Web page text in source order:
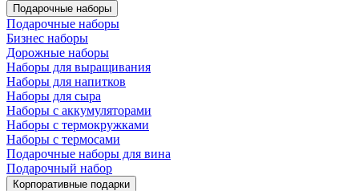
Подарочные наборы
Подарочные наборы
Бизнес наборы
Дорожные наборы
Наборы для выращивания
Наборы для напитков
Наборы для сыра
Наборы с аккумуляторами
Наборы с термокружками
Наборы с термосами
Подарочные наборы для вина
Подарочный набор
Корпоративные подарки